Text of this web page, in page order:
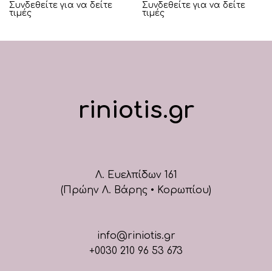
Συνδεθείτε για να δείτε
τιμές
Συνδεθείτε για να δείτε
τιμές
riniotis.gr
Λ. Ευελπίδων 161
(Πρώην Λ. Βάρης • Κορωπίου)
info@riniotis.gr
+0030 210 96 53 673